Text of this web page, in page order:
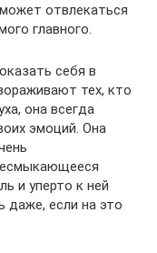
отвлекаться
главного.
себя в
тех, кто
она всегда
эмоций. Она
и уперто к ней
даже, если на это